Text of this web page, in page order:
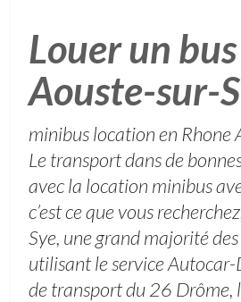
Louer un
Aouste-sur-
minibus location en Rhone
Le transport dans de
avec la location minibus
c’est ce que vous
Sye, une grand majorité
utilisant le service
de transport du 26 Drôme,